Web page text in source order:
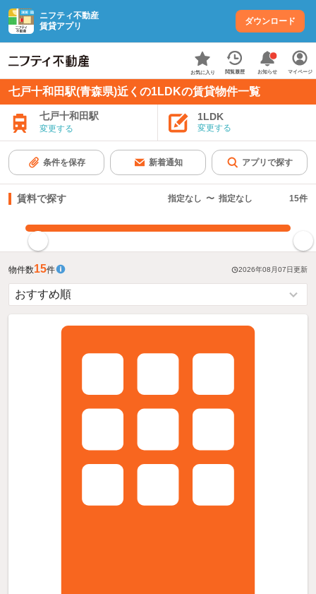
ニフティ不動産
賃貸アプリ
ダウンロード
お気に入り 閲覧履歴 お知らせ マイページ
七戸十和田駅(青森県)近くの1LDKの賃貸物件一覧
七戸十和田駅
変更する
1LDK
変更する
条件を保存 新着通知 アプリで探す
賃料で探す 指定なし 〜 指定なし 15件
物件数15件 2026年08月07日更新